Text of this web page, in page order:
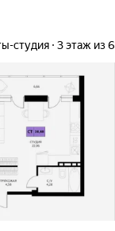
студия 3 этаж из 6